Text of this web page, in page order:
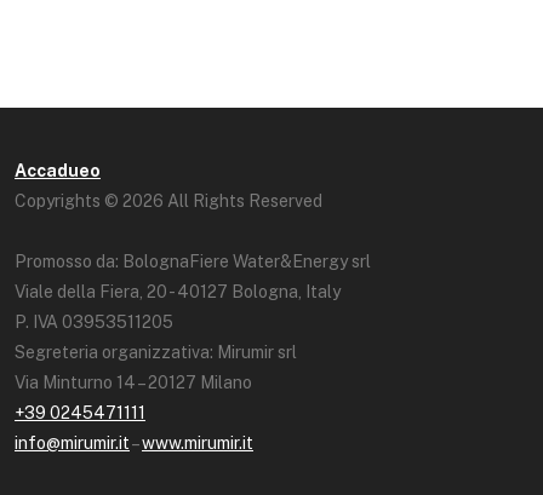
Accadueo
Copyrights © 2026 All Rights Reserved
Promosso da: BolognaFiere Water&Energy srl
Viale della Fiera, 20 - 40127 Bologna, Italy
P. IVA 03953511205
Segreteria organizzativa: Mirumir srl
Via Minturno 14 – 20127 Milano
+39 0245471111
info@mirumir.it–www.mirumir.it